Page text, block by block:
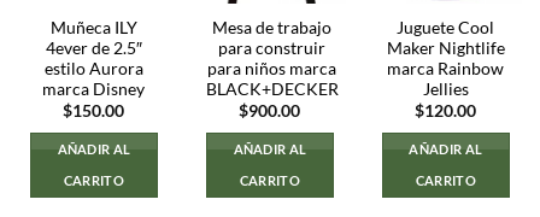
Muñeca ILY
4ever de 2.5″
estilo Aurora
marca Disney
$150.00
AÑADIR AL
CARRITO
Mesa de trabajo
para construir
para niños marca
BLACK+DECKER
$900.00
AÑADIR AL
CARRITO
Juguete Cool
Maker Nightlife
marca Rainbow
Jellies
$120.00
AÑADIR AL
CARRITO